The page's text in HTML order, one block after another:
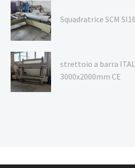
Squadratrice SCM
strettoio a barra
3000x2000mm CE